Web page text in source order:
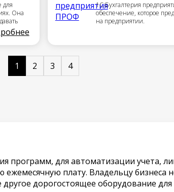
для
Она
1С:Бухгалтерия
обеспечение, которое
на предприятии.
1 2 3 4
программ, для автоматизации учета,
ежемесячную плату. Владельцу
дорогостоящее оборудование